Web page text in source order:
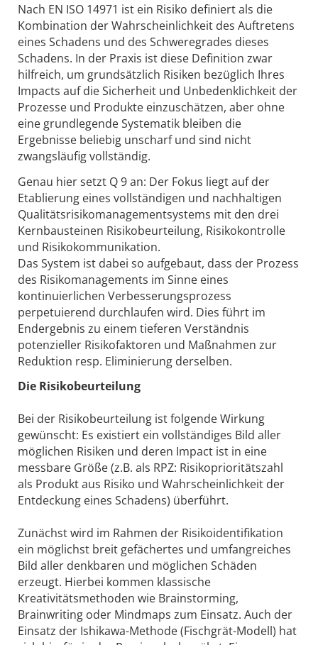
Nach EN ISO 14971 ist ein Risiko definiert als die
Kombination der Wahrscheinlichkeit des Auftretens
eines Schadens und des Schweregrades dieses
Schadens. In der Praxis ist diese Definition zwar
hilfreich, um grundsätzlich Risiken bezüglich Ihres
Impacts auf die Sicherheit und Unbedenklichkeit der
Prozesse und Produkte einzuschätzen, aber ohne
eine grundlegende Systematik bleiben die
Ergebnisse beliebig unscharf und sind nicht
zwangsläufig vollständig.
Genau hier setzt Q 9 an: Der Fokus liegt auf der
Etablierung eines vollständigen und nachhaltigen
Qualitätsrisikomanagementsystems mit den drei
Kernbausteinen Risikobeurteilung, Risikokontrolle
und Risikokommunikation.
Das System ist dabei so aufgebaut, dass der Prozess
des Risikomanagements im Sinne eines
kontinuierlichen Verbesserungsprozess
perpetuierend durchlaufen wird. Dies führt im
Endergebnis zu einem tieferen Verständnis
potenzieller Risikofaktoren und Maßnahmen zur
Reduktion resp. Eliminierung derselben.
Die Risikobeurteilung
Bei der Risikobeurteilung ist folgende Wirkung
gewünscht: Es existiert ein vollständiges Bild aller
möglichen Risiken und deren Impact ist in eine
messbare Größe (z.B. als RPZ: Risikoprioritätszahl
als Produkt aus Risiko und Wahrscheinlichkeit der
Entdeckung eines Schadens) überführt.
Zunächst wird im Rahmen der Risikoidentifikation
ein möglichst breit gefächertes und umfangreiches
Bild aller denkbaren und möglichen Schäden
erzeugt. Hierbei kommen klassische
Kreativitätsmethoden wie Brainstorming,
Brainwriting oder Mindmaps zum Einsatz. Auch der
Einsatz der Ishikawa-Methode (Fischgrät-Modell) hat